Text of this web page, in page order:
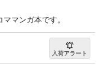
マンガ本です。
入荷アラート